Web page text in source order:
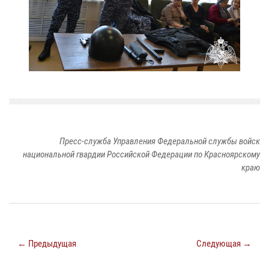
Пресс-служба Управления Федеральной службы войск
национальной гвардии Российской Федерации по Красноярскому
краю
← Предыдущая Следующая →